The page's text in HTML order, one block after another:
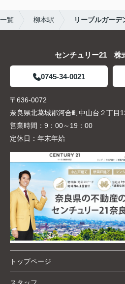
覧 柳本駅 リーブルガー
センチュリー21 株
0745-34-0021
〒636-0072
奈良県北葛城郡河合町中山台２丁目
営業時間： 9：00～19：00
定休日： 年末年始
トップページ
スタッフ